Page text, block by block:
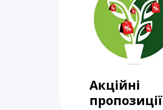
Акційні
пропозиції